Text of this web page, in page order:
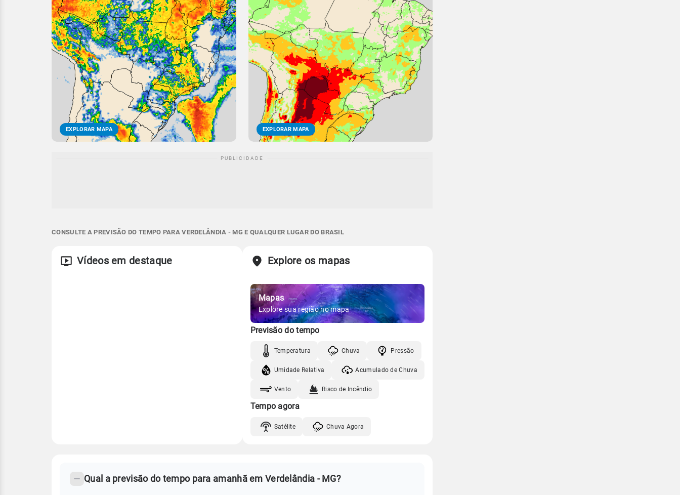
EXPLORAR MAPA EXPLORAR MAPA
CONSULTE A PREVISÃO DO TEMPO PARA VERDELÂNDIA - MG E QUALQUER LUGAR DO BRASIL
Vídeos em destaque Explore os mapas
Mapas
Explore sua região no mapa
Previsão do tempo
Temperatura Chuva Pressão
Umidade Relativa Acumulado de Chuva
Vento Risco de Incêndio
Tempo agora
Satélite Chuva Agora
Qual a previsão do tempo para amanhã em Verdelândia - MG?